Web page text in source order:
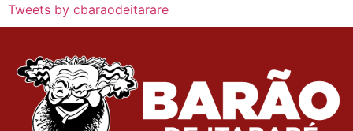
Tweets by cbaraodeitarare